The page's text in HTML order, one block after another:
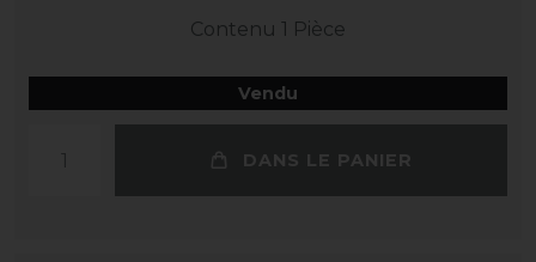
Contenu 1 Pièce
Vendu
DANS LE PANIER